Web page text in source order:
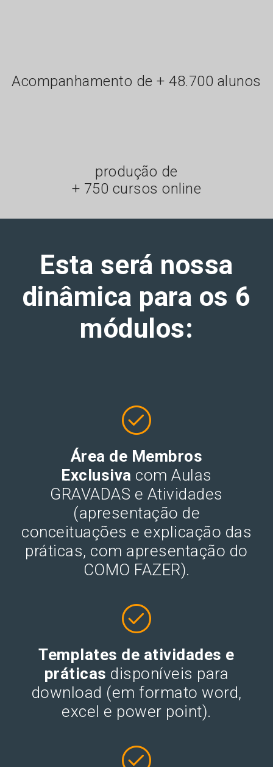
Acompanhamento de + 48.700 alunos
produção de
+ 750 cursos online
Esta será nossa
dinâmica para os 6
módulos:
Área de Membros
Exclusiva com Aulas
GRAVADAS e Atividades
(apresentação de
conceituações e explicação das
práticas, com apresentação do
COMO FAZER).
Templates de atividades e
práticas disponíveis para
download (em formato word,
excel e power point).